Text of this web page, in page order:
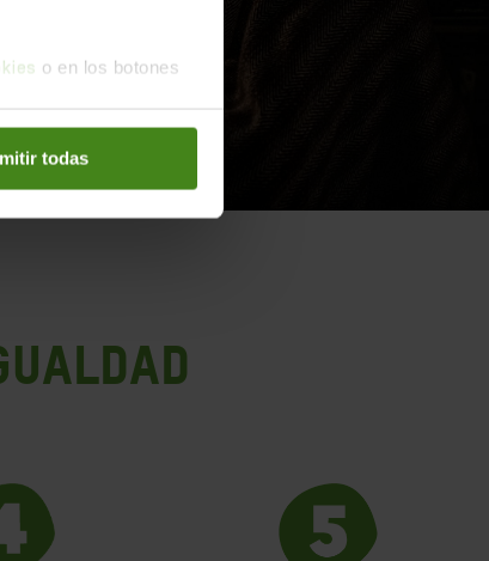
o en los botones
todas